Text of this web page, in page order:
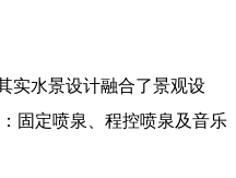
实水景设计融合了景观设
固定喷泉、程控喷泉及音乐